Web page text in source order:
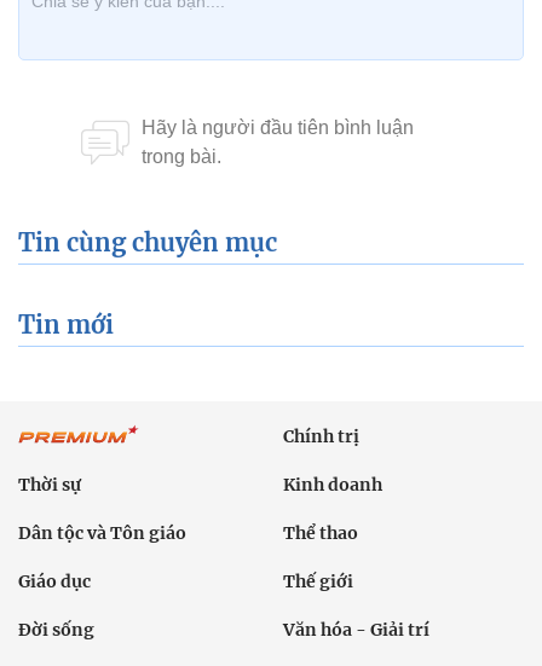
Tin cùng chuyên mục
Tin mới
Chính trị
Thời sự Kinh doanh
Dân tộc và Tôn giáo Thể thao
Giáo dục Thế giới
Đời sống Văn hóa - Giải trí